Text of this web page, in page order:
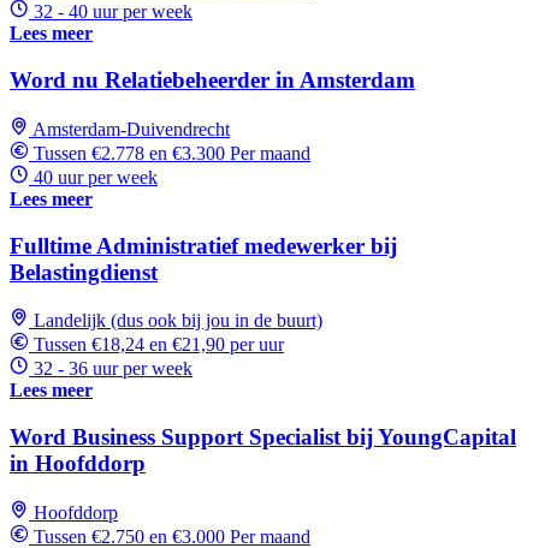
32 - 40 uur per week
Lees meer
Word nu Relatiebeheerder in Amsterdam
Amsterdam-Duivendrecht
Tussen €2.778 en €3.300 Per maand
40 uur per week
Lees meer
Fulltime Administratief medewerker bij
Belastingdienst
Landelijk (dus ook bij jou in de buurt)
Tussen €18,24 en €21,90 per uur
32 - 36 uur per week
Lees meer
Word Business Support Specialist bij YoungCapital
in Hoofddorp
Hoofddorp
Tussen €2.750 en €3.000 Per maand